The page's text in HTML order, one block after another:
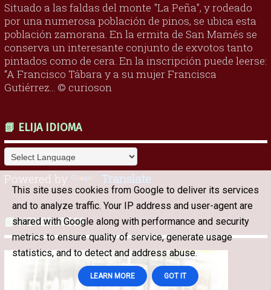
Situado a las faldas del monte "La Peña", y rodeado
por una numerosa población de pinos, se ubica esta
población zamorana. En la ermita de San Mamés se
conserva un interesante conjunto de exvotos tanto
pintados como de cera. En la inscripción puede leerse:
“A Francisco Tábara y a su mujer Francisca
Gutiérrez... © curioson
📗 ELIJA IDIOMA
Powered by Translate
📗 HEMEROTECA
This site uses cookies from Google to deliver its services
and to analyze traffic. Your IP address and user-agent are
shared with Google along with performance and security
metrics to ensure quality of service, generate usage
statistics, and to detect and address abuse.
LEARN MORE GOT IT